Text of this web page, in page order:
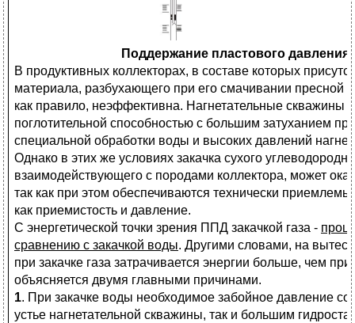
Поддержание пластового давления
В продуктивных коллекторах, в составе которых
материала, разбухающего при его смачивании пресной
как правило, неэффективна. Нагнетательные скважины
поглотительной способностью с большим затуханием
специальной обработки воды и высоких давлений
Однако в этих же условиях закачка сухого
взаимодействующего с породами коллектора, может
так как при этом обеспечиваются технически
как приемистость и давление.
С энергетической точки зрения ППД закачкой газа -
сравнению с закачкой воды. Другими словами, на
при закачке газа затрачивается энергии больше, чем
объясняется двумя главными причинами.
1. При закачке воды необходимое забойное давление
устье нагнетательной скважины, так и большим